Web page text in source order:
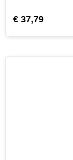
€ 37,79